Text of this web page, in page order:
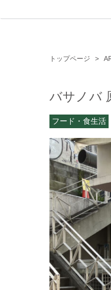
トップページ
バサノバ
フード・食生活